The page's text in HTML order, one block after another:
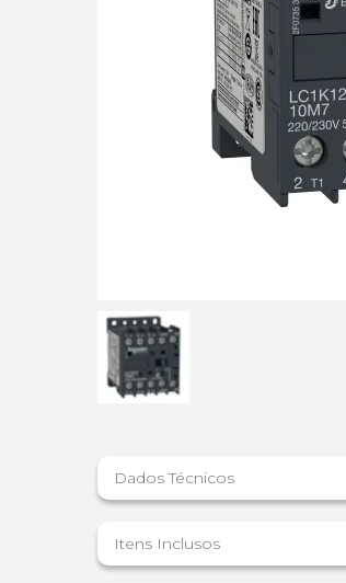
Dados Técnicos
Itens Inclusos